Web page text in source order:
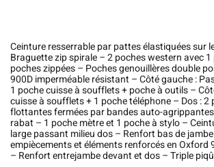
Ceinture resserrable par pattes élastiquées sur
Braguette zip spirale – 2 poches western avec
poches zippées – Poches genouillères double
900D imperméable résistant – Côté gauche :
1 poche cuisse à soufflets + poche à outils –
cuisse à soufflets + 1 poche téléphone – Dos : 2
flottantes fermées par bandes auto-
rabat – 1 poche mètre et 1 poche à stylo –
large passant milieu dos – Renfort bas de
empiècements et éléments renforcés en Oxford
– Renfort entrejambe devant et dos – Triple